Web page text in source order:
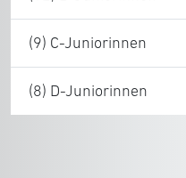
(9) C-Juniorinnen
(8) D-Juniorinnen